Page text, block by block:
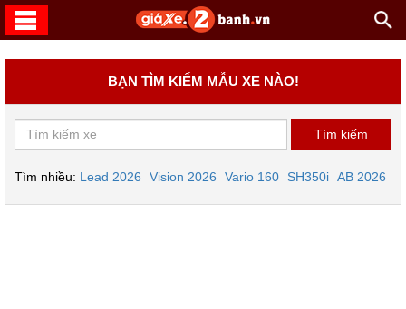
BẠN TÌM KIẾM MẪU XE NÀO!
Tìm nhiều: Lead 2026 Vision 2026 Vario 160 SH350i AB 2026